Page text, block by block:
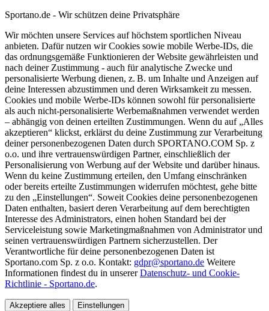
Sportano.de - Wir schützen deine Privatsphäre
Wir möchten unsere Services auf höchstem sportlichen Niveau
anbieten. Dafür nutzen wir Cookies sowie mobile Werbe-IDs, die
das ordnungsgemäße Funktionieren der Website gewährleisten und
nach deiner Zustimmung - auch für analytische Zwecke und
personalisierte Werbung dienen, z. B. um Inhalte und Anzeigen auf
deine Interessen abzustimmen und deren Wirksamkeit zu messen.
Cookies und mobile Werbe-IDs können sowohl für personalisierte
als auch nicht-personalisierte Werbemaßnahmen verwendet werden
– abhängig von deinen erteilten Zustimmungen. Wenn du auf „Alles
akzeptieren“ klickst, erklärst du deine Zustimmung zur Verarbeitung
deiner personenbezogenen Daten durch SPORTANO.COM Sp. z
o.o. und ihre vertrauenswürdigen Partner, einschließlich der
Personalisierung von Werbung auf der Website und darüber hinaus.
Wenn du keine Zustimmung erteilen, den Umfang einschränken
oder bereits erteilte Zustimmungen widerrufen möchtest, gehe bitte
zu den „Einstellungen“. Soweit Cookies deine personenbezogenen
Daten enthalten, basiert deren Verarbeitung auf dem berechtigten
Interesse des Administrators, einen hohen Standard bei der
Serviceleistung sowie Marketingmaßnahmen von Administrator und
seinen vertrauenswürdigen Partnern sicherzustellen. Der
Verantwortliche für deine personenbezogenen Daten ist
Sportano.com Sp. z o.o. Kontakt: gdpr@sportano.de Weitere
Informationen findest du in unsererDatenschutz- und Cookie-
Richtlinie - Sportano.de.
Akzeptiere alles Einstellungen